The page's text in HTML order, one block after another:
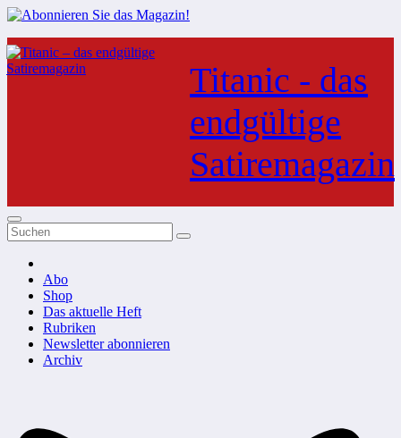
Zum
Inhalt
springen
Titanic - das
endgültige
Satiremagazin
Abo
Shop
Das aktuelle Heft
Rubriken
Newsletter abonnieren
Archiv